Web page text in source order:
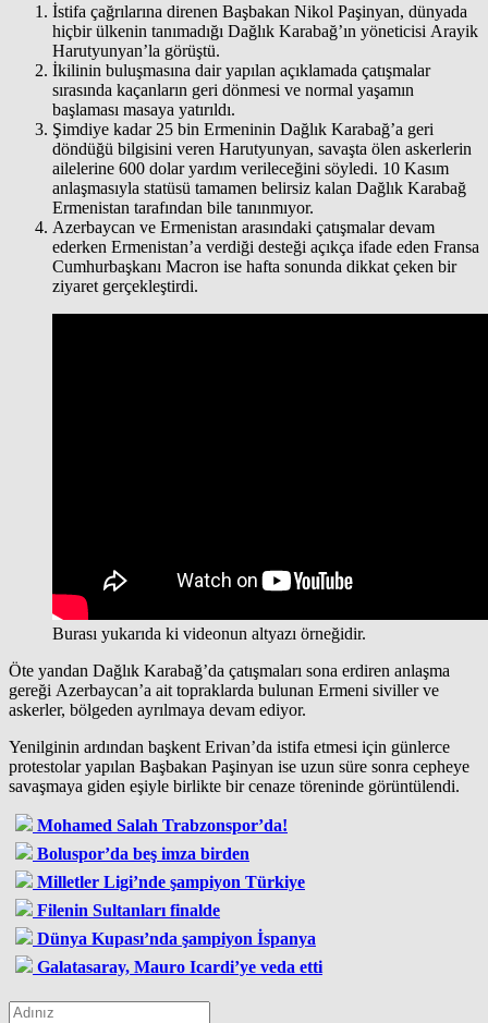
İstifa çağrılarına direnen Başbakan Nikol Paşinyan, dünyada
hiçbir ülkenin tanımadığı Dağlık Karabağ’ın yöneticisi Arayik
Harutyunyan’la görüştü.
İkilinin buluşmasına dair yapılan açıklamada çatışmalar
sırasında kaçanların geri dönmesi ve normal yaşamın
başlaması masaya yatırıldı.
Şimdiye kadar 25 bin Ermeninin Dağlık Karabağ’a geri
döndüğü bilgisini veren Harutyunyan, savaşta ölen askerlerin
ailelerine 600 dolar yardım verileceğini söyledi. 10 Kasım
anlaşmasıyla statüsü tamamen belirsiz kalan Dağlık Karabağ
Ermenistan tarafından bile tanınmıyor.
Azerbaycan ve Ermenistan arasındaki çatışmalar devam
ederken Ermenistan’a verdiği desteği açıkça ifade eden Fransa
Cumhurbaşkanı Macron ise hafta sonunda dikkat çeken bir
ziyaret gerçekleştirdi.
Burası yukarıda ki videonun altyazı örneğidir.
Öte yandan Dağlık Karabağ’da çatışmaları sona erdiren anlaşma
gereği Azerbaycan’a ait topraklarda bulunan Ermeni siviller ve
askerler, bölgeden ayrılmaya devam ediyor.
Yenilginin ardından başkent Erivan’da istifa etmesi için günlerce
protestolar yapılan Başbakan Paşinyan ise uzun süre sonra cepheye
savaşmaya giden eşiyle birlikte bir cenaze töreninde görüntülendi.
Mohamed Salah Trabzonspor’da!
Boluspor’da beş imza birden
Milletler Ligi’nde şampiyon Türkiye
Filenin Sultanları finalde
Dünya Kupası’nda şampiyon İspanya
Galatasaray, Mauro Icardi’ye veda etti